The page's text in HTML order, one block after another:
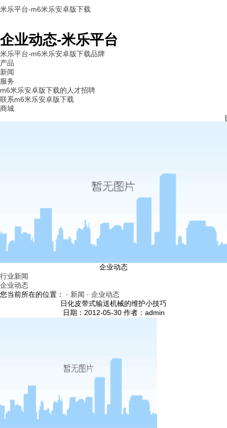
企业动态-米乐平台
米乐平台-m6米乐安卓版下载品牌
产品
新闻
服务
m6米乐安卓版下载的人才招聘
联系m6米乐安卓版下载
商城
|
米乐平台-m6米乐安卓版下载
企业动态
行业新闻
企业动态
您当前所在的位置： · 新闻 · 企业动态
日化皮带式输送机械的维护小技巧
日期：2012-05-30 作者：admin